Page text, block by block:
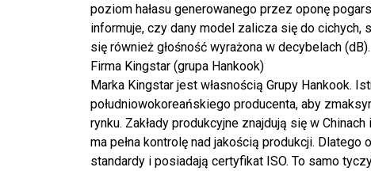
poziom hałasu generowanego przez oponę
informuje, czy dany model zalicza się do cichych,
się również głośność wyrażona w decybelach (dB).
Firma Kingstar (grupa Hankook)
Marka Kingstar jest własnością Grupy Hankook.
południowokoreańskiego producenta, aby
rynku. Zakłady produkcyjne znajdują się w
ma pełna kontrolę nad jakością produkcji.
standardy i posiadają certyfikat ISO. To samo